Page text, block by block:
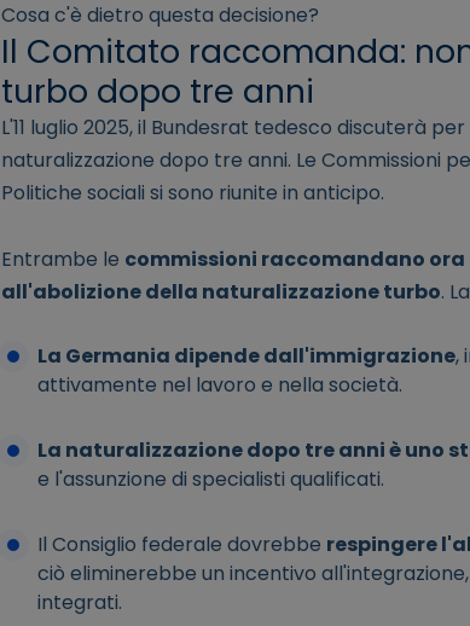
Cosa c'è dietro questa decisione?
Il Comitato raccomanda:
turbo dopo tre anni
L'11 luglio 2025, il Bundesrat tedesco discuterà
naturalizzazione dopo tre anni. Le Commissioni
Politiche sociali si sono riunite in anticipo.
Entrambe le commissioni raccomandano
all'abolizione della naturalizzazione turbo. La
La Germania dipende dall'immigrazione,
attivamente nel lavoro e nella società.
La naturalizzazione dopo tre anni è uno
e l'assunzione di specialisti qualificati.
Il Consiglio federale dovrebbe respingere
ciò eliminerebbe un incentivo
integrati.